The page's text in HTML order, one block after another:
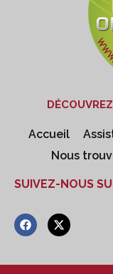
Accueil
Nous
SUIVEZ-NOUS
F
a
b
X
-
i